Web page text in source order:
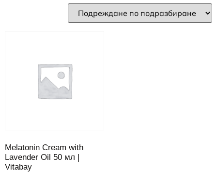
Melatonin Cream with
Lavender Oil 50 мл |
Vitabay